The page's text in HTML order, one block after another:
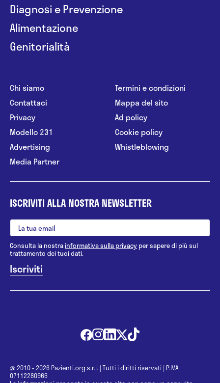
Diagnosi e Prevenzione
Alimentazione
Genitorialità
Chi siamo
Contattaci
Privacy
Modello 231
Advertising
Media Partner
Termini e condizioni
Mappa del sito
Ad policy
Cookie policy
Whistleblowing
ISCRIVITI ALLA NOSTRA NEWSLETTER
Consulta la nostrainformativa sulla privacy per sapere di più sul
trattamento dei tuoi dati.
@ 2010 - 2026 Pazienti.org s.r.l. | Tutti i diritti riservati | P.IVA
07112280966